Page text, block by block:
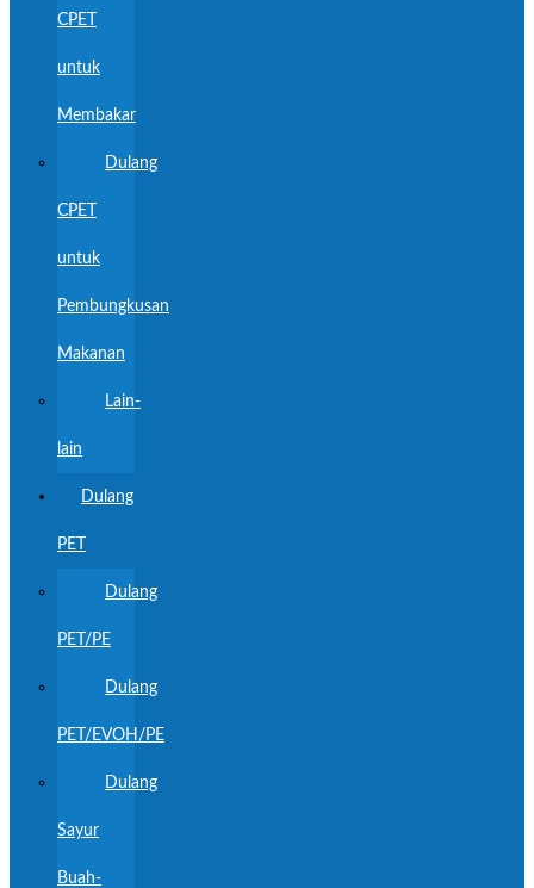
CPET
untuk
Membakar
Dulang
CPET
untuk
Pembungkusan
Makanan
Lain-
lain
Dulang
PET
Dulang
PET/PE
Dulang
PET/EVOH/PE
Dulang
Sayur
Buah-